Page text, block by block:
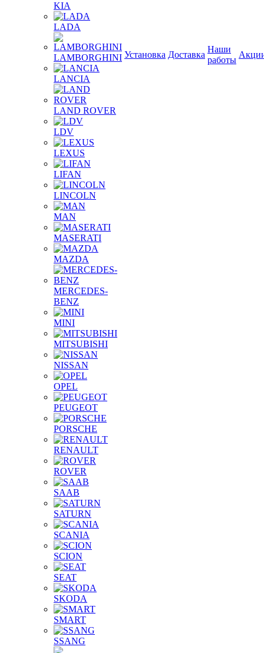
KIA
LADA
LAMBORGHINI
LANCIA
LAND ROVER
LDV
LEXUS
LIFAN
LINCOLN
MAN
MASERATI
MAZDA
MERCEDES-
BENZ
MINI
MITSUBISHI
NISSAN
OPEL
PEUGEOT
PORSCHE
RENAULT
ROVER
SAAB
SATURN
SCANIA
SCION
SEAT
SKODA
SMART
SSANG
Установка Доставка
Наши
работы